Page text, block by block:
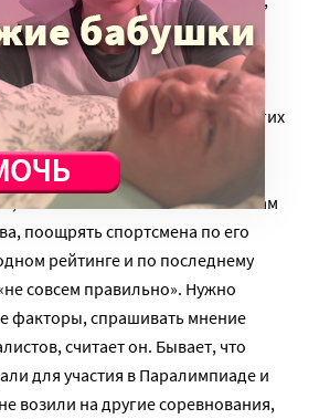
победителей и призеров
олимпийским.
распределения медалей и других
разные мнения. «Награды
последних
– сказал Олег Смолин. По словам
поощрять спортсмена по его
рейтинге и по последнему
совсем правильно». Нужно
факторы, спрашивать мнение
считает он. Бывает, что
для участия в Паралимпиаде и
возили на другие соревнования,